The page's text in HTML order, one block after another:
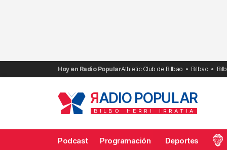
Hoy en Radio PopularAthletic Club de Bilbao Bilbao
RADIO POPULAR
BILBO HERRI IRRATIA
Podcast Programación Deportes